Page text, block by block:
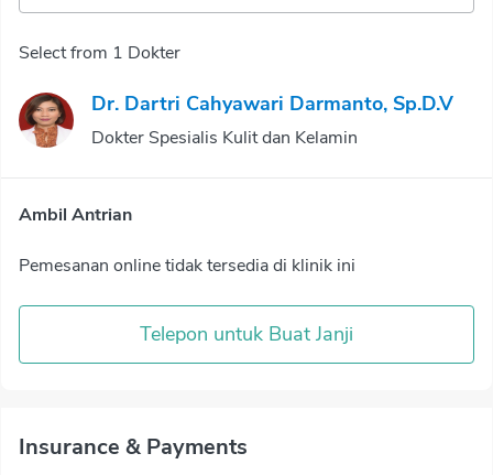
Select from 1 Dokter
Dr. Dartri Cahyawari Darmanto, Sp.D.V
Dokter Spesialis Kulit dan Kelamin
Ambil Antrian
Pemesanan online tidak tersedia di klinik ini
Telepon untuk Buat Janji
Insurance & Payments